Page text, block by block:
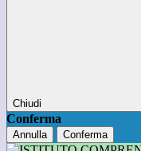
Chiudi
Conferma
Annulla Conferma